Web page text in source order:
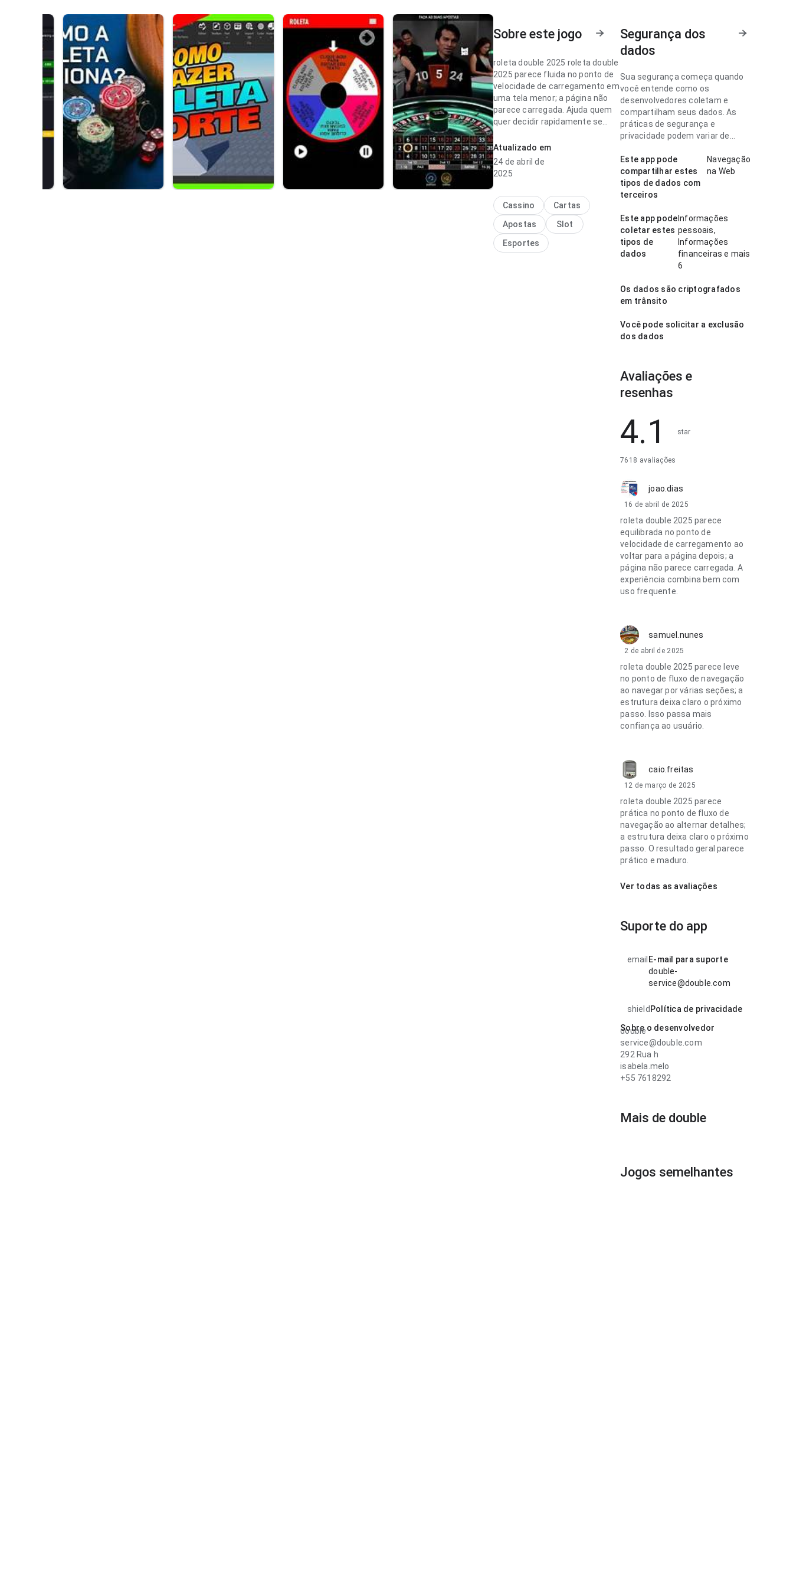
Sobre este jogo
roleta double 2025 roleta double
2025 parece fluida no ponto de
velocidade de carregamento em
uma tela menor; a página não
parece carregada. Ajuda quem
quer decidir rapidamente se
roleta double 2025 parece
estável no ponto de velocidade
carregada. O resultado geral
parece prático e maduro.
Atualizado em
24 de abril de
2025
Cassino
Cartas
Apostas
Slot
Esportes
Segurança dos
dados
Sua segurança começa quando
você entende como os
desenvolvedores coletam e
compartilham seus dados. As
práticas de segurança e
privacidade podem variar de
idade.
Este app pode
compartilhar estes
tipos de dados com
terceiros
Navegação
na Web
Este app pode
coletar estes
tipos de
dados
Informações
pessoais,
Informações
financeiras e mais
6
Os dados são criptografados
em trânsito
Você pode solicitar a exclusão
dos dados
Avaliações e
resenhas
4.1 star
7618 avaliações
joao.dias
16 de abril de 2025
roleta double 2025 parece
equilibrada no ponto de
velocidade de carregamento ao
voltar para a página depois; a
página não parece carregada. A
experiência combina bem com
uso frequente.
samuel.nunes
2 de abril de 2025
roleta double 2025 parece leve
no ponto de fluxo de navegação
ao navegar por várias seções; a
estrutura deixa claro o próximo
passo. Isso passa mais
confiança ao usuário.
caio.freitas
12 de março de 2025
roleta double 2025 parece
prática no ponto de fluxo de
navegação ao alternar detalhes;
a estrutura deixa claro o próximo
passo. O resultado geral parece
prático e maduro.
Ver todas as avaliações
Suporte do app
email E-mail para suporte
double-
service@double.com
shield Política de privacidade
Sobre o desenvolvedor
double
service@double.com
292 Rua h
isabela.melo
+55 7618292
Mais de double
Jogos semelhantes